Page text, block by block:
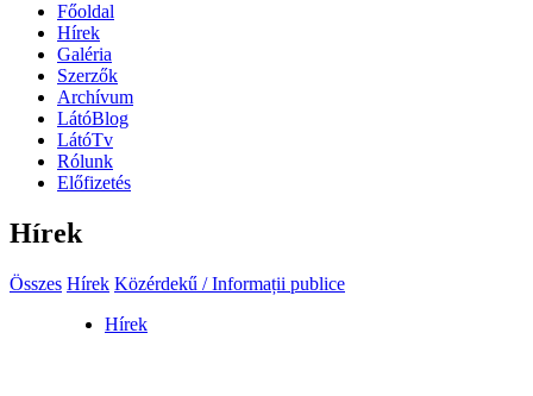
Főoldal
Hírek
Galéria
Szerzők
Archívum
LátóBlog
LátóTv
Rólunk
Előfizetés
Hírek
Összes Hírek Közérdekű / Informații publice
Hírek